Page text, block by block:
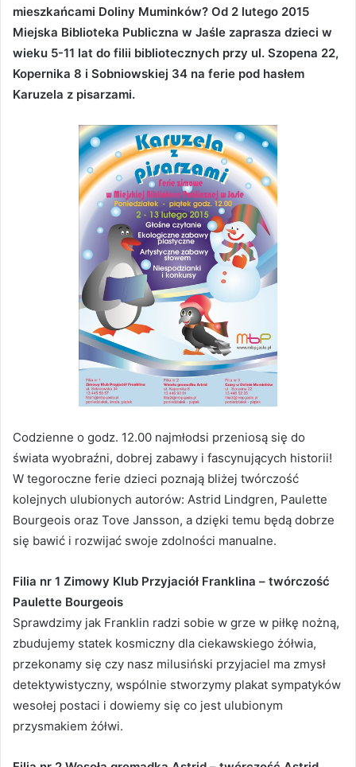
mieszkańcami Doliny Muminków? Od 2 lutego 2015
Miejska Biblioteka Publiczna w Jaśle zaprasza dzieci w
wieku 5-11 lat do filii bibliotecznych przy ul. Szopena 22,
Kopernika 8 i Sobniowskiej 34 na ferie pod hasłem
Karuzela z pisarzami.
Codzienne o godz. 12.00 najmłodsi przeniosą się do
świata wyobraźni, dobrej zabawy i fascynujących historii!
W tegoroczne ferie dzieci poznają bliżej twórczość
kolejnych ulubionych autorów: Astrid Lindgren, Paulette
Bourgeois oraz Tove Jansson, a dzięki temu będą dobrze
się bawić i rozwijać swoje zdolności manualne.
Filia nr 1 Zimowy Klub Przyjaciół Franklina – twórczość
Paulette Bourgeois
Sprawdzimy jak Franklin radzi sobie w grze w piłkę nożną,
zbudujemy statek kosmiczny dla ciekawskiego żółwia,
przekonamy się czy nasz milusiński przyjaciel ma zmysł
detektywistyczny, wspólnie stworzymy plakat sympatyków
wesołej postaci i dowiemy się co jest ulubionym
przysmakiem żółwi.